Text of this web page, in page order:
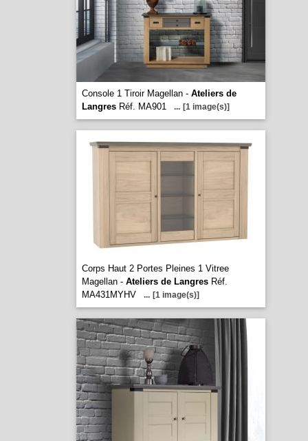
Console 1 Tiroir Magellan - Ateliers de
LangresRéf. MA901 ... [1 image(s)]
Corps Haut 2 Portes Pleines 1 Vitree
Magellan - Ateliers de LangresRéf.
MA431MYHV
... [1 image(s)]